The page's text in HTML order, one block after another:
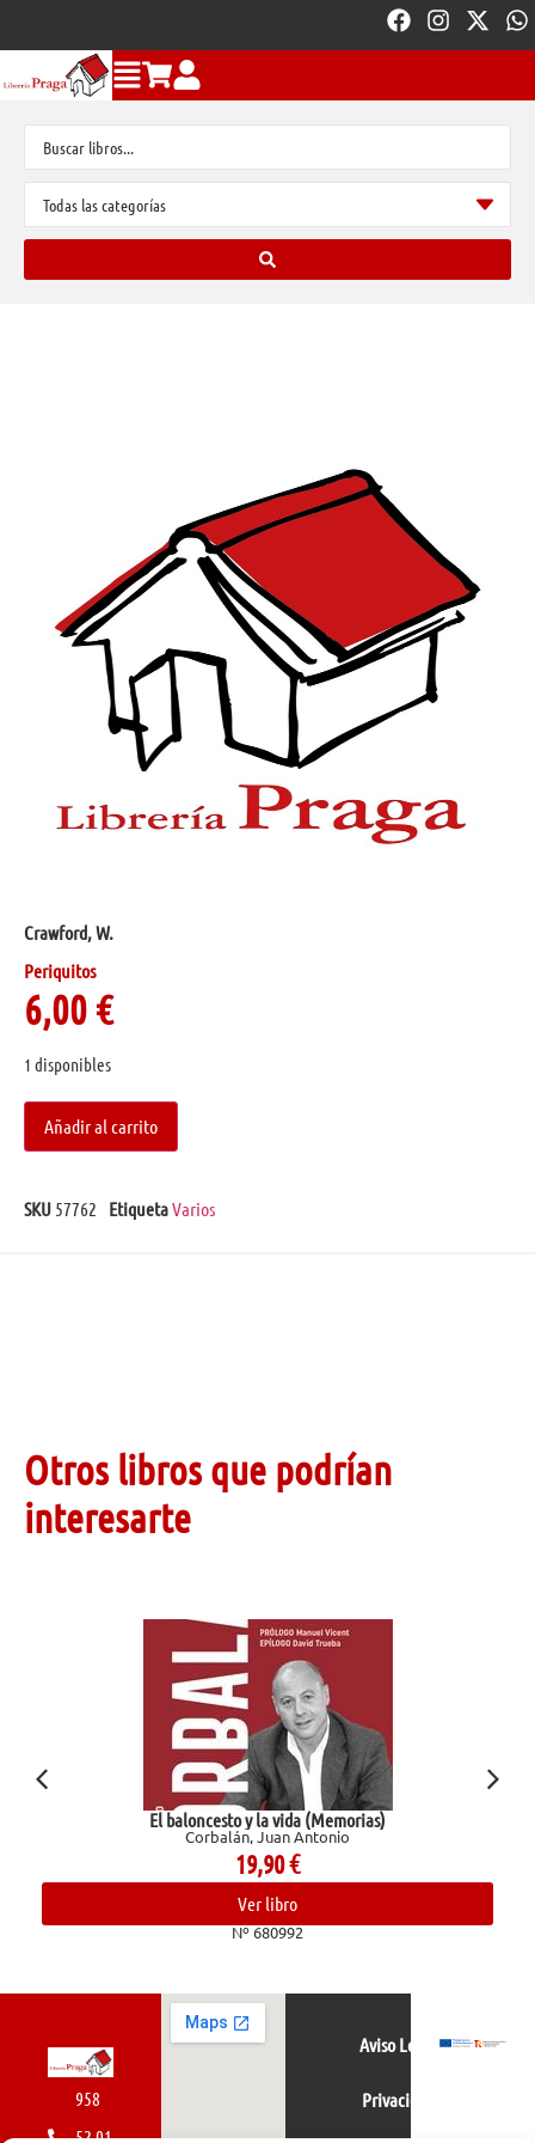
Crawford, W.
Periquitos
6,00€
1 disponibles
Añadir al carrito
SKU 57762 EtiquetaVarios
Otros libros que podrían
interesarte
El baloncesto y la vida (Memorias)
Corbalán, Juan Antonio
19,90€
Ver libro
Nº 680992
958
52 01
Aviso Legal
Privacidad